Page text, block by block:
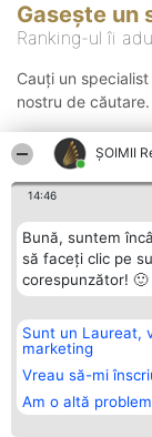
ȘOIMII
14:46
Bună, suntem
să faceți clic pe
corespunzător! 🙂
Sunt un Laureat,
marketing
Vreau să-mi
Am o altă
Gasește un
Ranking-ul îi
Cauți un
nostru de
Organizator Ranking
BRIGHT SOLUTIONS BR
Aleea Timisul De Sus 2 Bl.
Sc. A Et. 4 Ap. 13 Cod
București
CUI 36737675